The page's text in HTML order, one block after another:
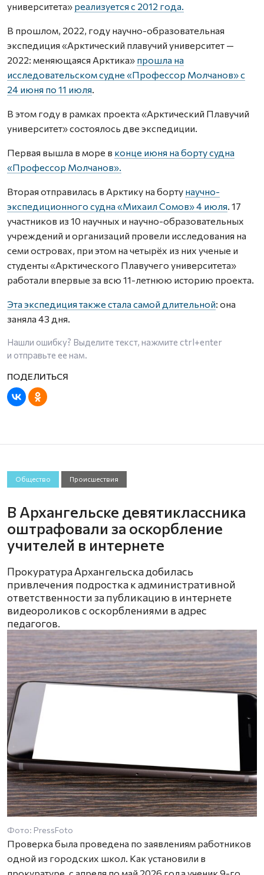
университета» реализуется с 2012 года.
В прошлом, 2022, году научно-образовательная
экспедиция «Арктический плавучий университет —
2022: меняющаяся Арктика» прошла на
исследовательском судне «Профессор Молчанов» с
24 июня по 11 июля.
В этом году в рамках проекта «Арктический Плавучий
университет» состоялось две экспедиции.
Первая вышла в море в конце июня на борту судна
«Профессор Молчанов».
Вторая отправилась в Арктику на борту научно-
экспедиционного судна «Михаил Сомов» 4 июля. 17
участников из 10 научных и научно-образовательных
учреждений и организаций провели исследования на
семи островах, при этом на четырёх из них ученые и
студенты «Арктического Плавучего университета»
работали впервые за всю 11-летнюю историю проекта.
Эта экспедиция также стала самой длительной: она
заняла 43 дня.
Нашли ошибку? Выделите текст, нажмите ctrl+enter
и отправьте ее нам.
Общество Происшествия
В Архангельске девятиклассника
оштрафовали за оскорбление
учителей в интернете
Прокуратура Архангельска добилась
привлечения подростка к административной
ответственности за публикацию в интернете
видеороликов с оскорблениями в адрес
педагогов.
Фото: PressFoto
Проверка была проведена по заявлениям работников
одной из городских школ. Как установили в
прокуратуре, с апреля по май 2026 года ученик 9-го